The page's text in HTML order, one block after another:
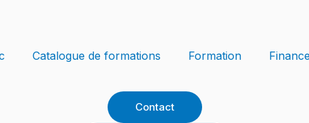
Catalogue de formations Formation
Contact